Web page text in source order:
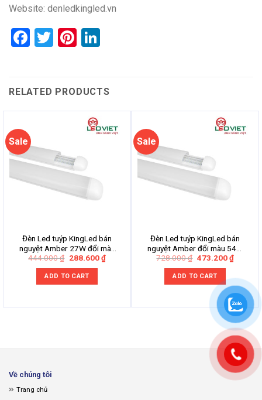
Website: denledkingled.vn
Facebook
TwitterPinterest
RELATED PRODUCTS
Sale
Đèn Led tuýp KingLed bán
nguyệt Amber 27W đổi màu
TBN-27SS-60-DM
444.000₫ Original
was:
444.000 ₫.
288.600₫Current
price
ADD TO CART
Sale
Đèn Led tuýp KingLed bán
nguyệt Amber đổi màu 54W
TBN-54SS-120-DM
728.000₫ Original
was:
728.000 ₫.
473.200₫Current
price
ADD TO CART
Về chúng tôi
Trang chủ